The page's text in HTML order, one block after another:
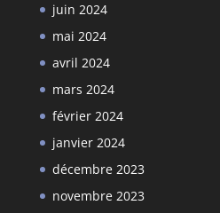
juin 2024
mai 2024
avril 2024
mars 2024
février 2024
janvier 2024
décembre 2023
novembre 2023